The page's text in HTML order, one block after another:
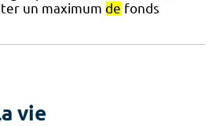
un maximum de fonds
vie